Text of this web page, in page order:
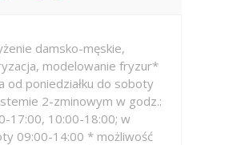
damsko-męskie,
modelowanie fryzur*
od poniedziałku do soboty
2-zminowym w godz.:
17:00, 10:00-18:00; w
09:00-14:00 * możliwość